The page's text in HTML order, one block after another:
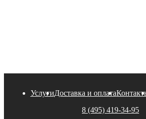
УслугиДоставка и оплата
8 (495) 419-34-95